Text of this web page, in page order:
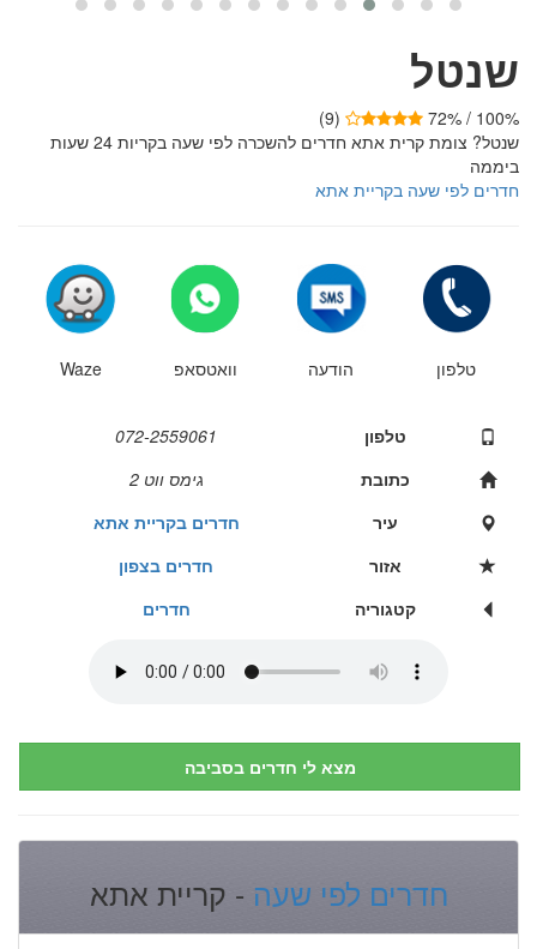
שנטל
100% / 72%
(9)
שנטל? צומת קרית אתא חדרים להשכרה לפי שעה בקריות 24 שעות
ביממה
חדרים לפי שעה בקריית אתא
טלפון הודעה וואטסאפ Waze
טלפון
072-2559061
כתובת
גימס ווט 2
עיר
חדרים בקריית אתא
אזור
חדרים בצפון
קטגוריה
חדרים
מצא לי חדרים בסביבה
חדרים לפי שעה - קריית אתא